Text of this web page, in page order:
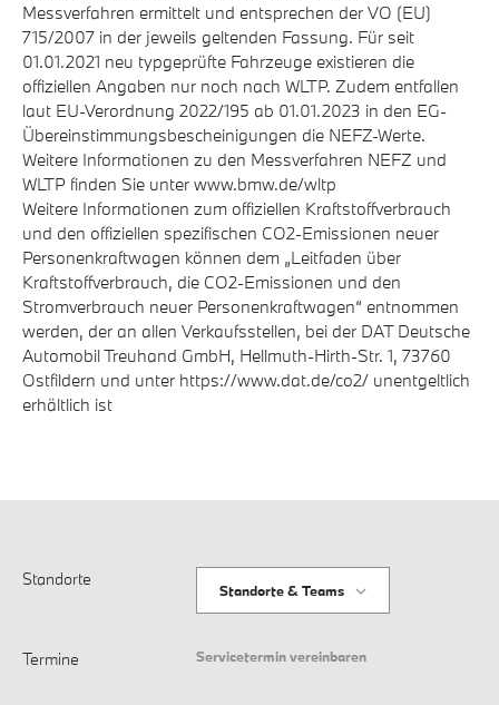
Messverfahren ermittelt und entsprechen der VO (EU)
715/2007 in der jeweils geltenden Fassung. Für seit
01.01.2021 neu typgeprüfte Fahrzeuge existieren die
offiziellen Angaben nur noch nach WLTP. Zudem entfallen
laut EU-Verordnung 2022/195 ab 01.01.2023 in den EG-
Übereinstimmungsbescheinigungen die NEFZ-Werte.
Weitere Informationen zu den Messverfahren NEFZ und
WLTP finden Sie unter www.bmw.de/wltp
Weitere Informationen zum offiziellen Kraftstoffverbrauch
und den offiziellen spezifischen CO2-Emissionen neuer
Personenkraftwagen können dem „Leitfaden über
Kraftstoffverbrauch, die CO2-Emissionen und den
Stromverbrauch neuer Personenkraftwagen“ entnommen
werden, der an allen Verkaufsstellen, bei der DAT Deutsche
Automobil Treuhand GmbH, Hellmuth-Hirth-Str. 1, 73760
Ostfildern und unter https://www.dat.de/co2/ unentgeltlich
erhältlich ist
Standorte
Standorte & Teams
Termine Servicetermin vereinbaren